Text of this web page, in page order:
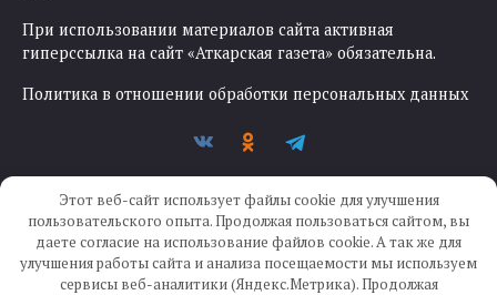
При использовании материалов сайта активная
гиперссылка на сайт «Аткарская газета» обязательна.
Политика в отношении обработки персональных данных
Создание сайта —IKWEB
Этот веб-сайт использует файлы cookie для улучшения
пользовательского опыта. Продолжая пользоваться сайтом, вы
даете согласие на использование файлов cookie. А так же для
улучшения работы сайта и анализа посещаемости мы используем
сервисы веб-аналитики (Яндекс.Метрика). Продолжая